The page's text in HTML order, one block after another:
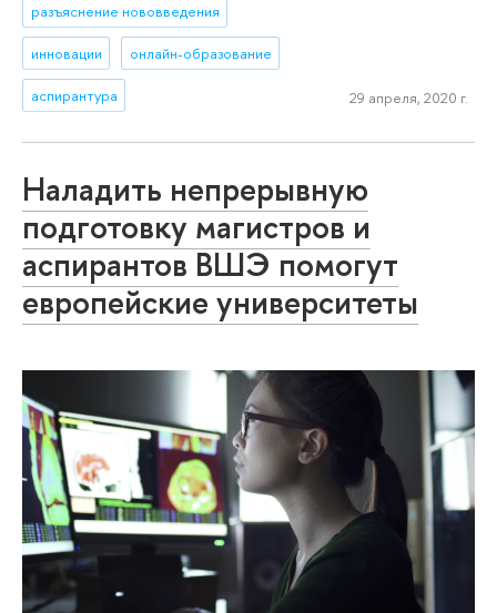
разъяснение нововведения
инновации онлайн-образование
аспирантура 29 апреля, 2020 г.
Наладить непрерывную
подготовку магистров и
аспирантов ВШЭ помогут
европейские университеты